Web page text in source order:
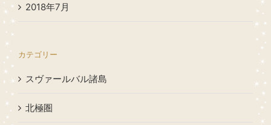
2018年7月
カテゴリー
スヴァールバル諸島
北極圏